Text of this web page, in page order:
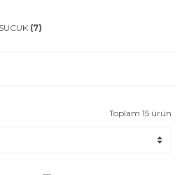
SUCUK (7)
Toplam 15 ürün